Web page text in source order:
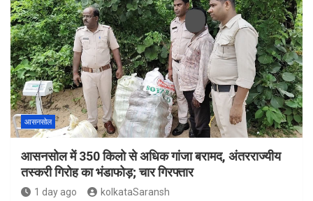
आसनसोल
आसनसोल में 350 किलो से अधिक गांजा बरामद, अंतरराज्यीय
तस्करी गिरोह का भंडाफोड़; चार गिरफ्तार
1 day ago kolkataSaransh